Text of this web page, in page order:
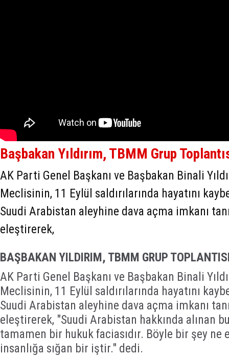
Başbakan Yıldırım, TBMM Grup
AK Parti Genel Başkanı ve Başbakan Binali
Meclisinin, 11 Eylül saldırılarında hayatını
Suudi Arabistan aleyhine dava açma imkanı
eleştirerek,
BAŞBAKAN YILDIRIM, TBMM GRUP
AK Parti Genel Başkanı ve Başbakan Binali
Meclisinin, 11 Eylül saldırılarında hayatını
Suudi Arabistan aleyhine dava açma imkanı
eleştirerek, "Suudi Arabistan hakkında alınan
tamamen bir hukuk faciasıdır. Böyle bir şey ne
insanlığa sığan bir iştir." dedi.